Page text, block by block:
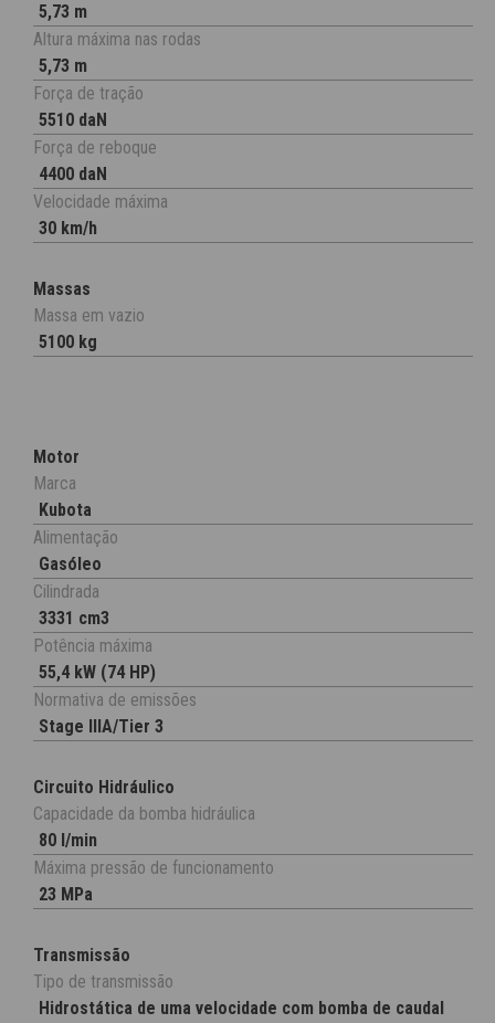
5,73 m
Altura máxima nas rodas
5,73 m
Força de tração
5510 daN
Força de reboque
4400 daN
Velocidade máxima
30 km/h
Massas
Massa em vazio
5100 kg
Motor
Marca
Kubota
Alimentação
Gasóleo
Cilindrada
3331 cm3
Potência máxima
55,4 kW (74 HP)
Normativa de emissões
Stage IIIA/Tier 3
Circuito Hidráulico
Capacidade da bomba hidráulica
80 l/min
Máxima pressão de funcionamento
23 MPa
Transmissão
Tipo de transmissão
Hidrostática de uma velocidade com bomba de caudal